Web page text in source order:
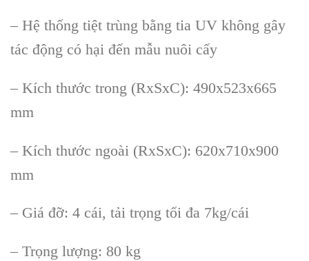
– Hệ thống tiệt trùng bằng tia UV không gây
tác động có hại đến mẫu nuôi cấy
– Kích thước trong (RxSxC): 490x523x665
mm
– Kích thước ngoài (RxSxC): 620x710x900
mm
– Giá đỡ: 4 cái, tải trọng tối đa 7kg/cái
– Trọng lượng: 80 kg